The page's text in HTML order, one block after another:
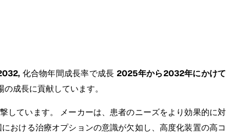
化合物年間成長率で成長 2025年から2032年にかけて
成長に貢献しています。
しています。 メーカーは、患者のニーズをより効果的に対
おける治療オプションの意識が欠如し、高度化装置の高コ